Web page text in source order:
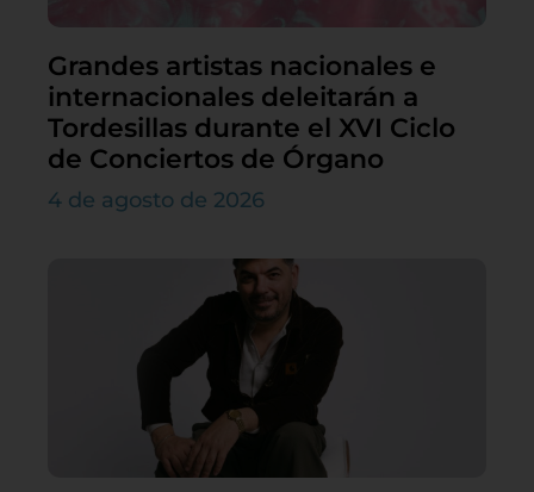
Grandes artistas nacionales e
internacionales deleitarán a
Tordesillas durante el XVI Ciclo
de Conciertos de Órgano
4 de agosto de 2026